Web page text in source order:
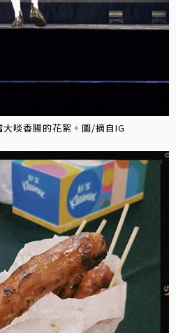
啖香腸的花絮。圖/摘自IG